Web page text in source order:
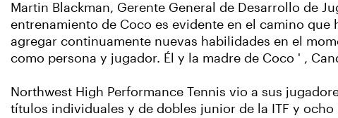
Martin Blackman, Gerente General de Desarrollo de
entrenamiento de Coco es evidente en el camino
agregar continuamente nuevas habilidades en el
como persona y jugador. Él y la madre de Coco ' ,
Northwest High Performance Tennis vio a sus
títulos individuales y de dobles junior de la ITF y ocho